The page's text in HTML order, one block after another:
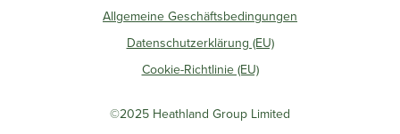
Allgemeine Geschäftsbedingungen
Datenschutzerklärung (EU)
Cookie-Richtlinie (EU)
©2025 Heathland Group Limited